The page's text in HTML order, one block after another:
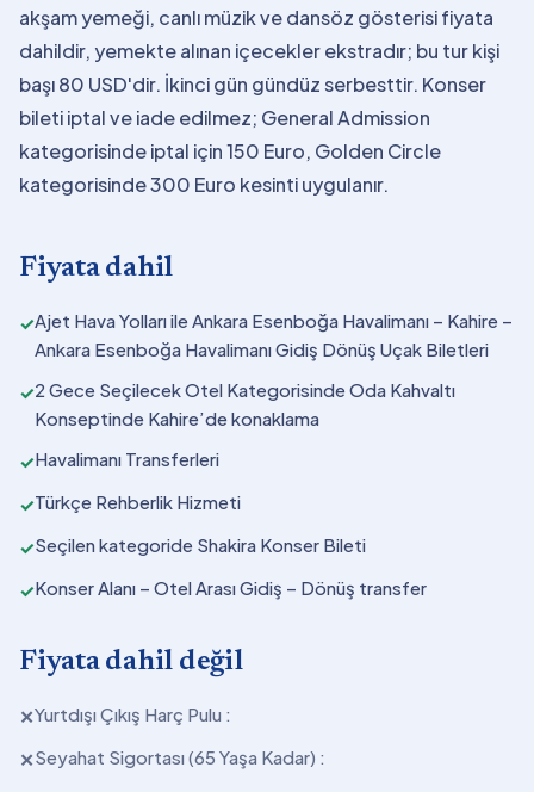
akşam yemeği, canlı müzik ve dansöz gösterisi fiyata
dahildir, yemekte alınan içecekler ekstradır; bu tur kişi
başı 80 USD'dir. İkinci gün gündüz serbesttir. Konser
bileti iptal ve iade edilmez; General Admission
kategorisinde iptal için 150 Euro, Golden Circle
kategorisinde 300 Euro kesinti uygulanır.
Fiyata dahil
✓Ajet Hava Yolları ile Ankara Esenboğa Havalimanı – Kahire –
Ankara Esenboğa Havalimanı Gidiş Dönüş Uçak Biletleri
✓2 Gece Seçilecek Otel Kategorisinde Oda Kahvaltı
Konseptinde Kahire’de konaklama
✓Havalimanı Transferleri
✓Türkçe Rehberlik Hizmeti
✓Seçilen kategoride Shakira Konser Bileti
✓Konser Alanı – Otel Arası Gidiş – Dönüş transfer
Fiyata dahil değil
✕Yurtdışı Çıkış Harç Pulu :
✕Seyahat Sigortası (65 Yaşa Kadar) :